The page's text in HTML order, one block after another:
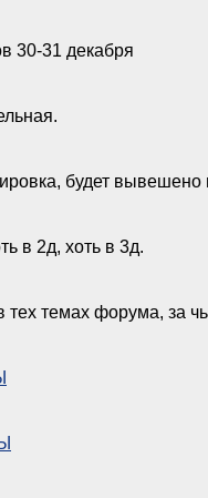
30-31 декабря
будет
в 2д, хоть в 3д.
темах форума, за